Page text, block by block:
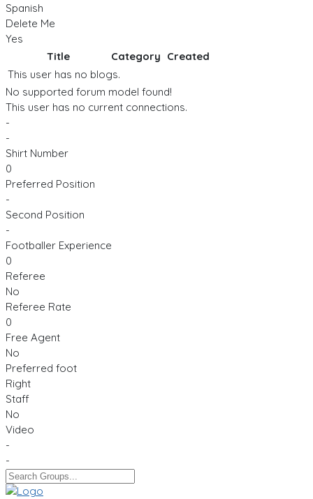
Spanish
Delete Me
Yes
Title
Category Created
This user has no blogs.
No supported forum model found!
This user has no current connections.
-
-
Shirt Number
0
Preferred Position
-
Second Position
-
Footballer Experience
0
Referee
No
Referee Rate
0
Free Agent
No
Preferred foot
Right
Staff
No
Video
-
-